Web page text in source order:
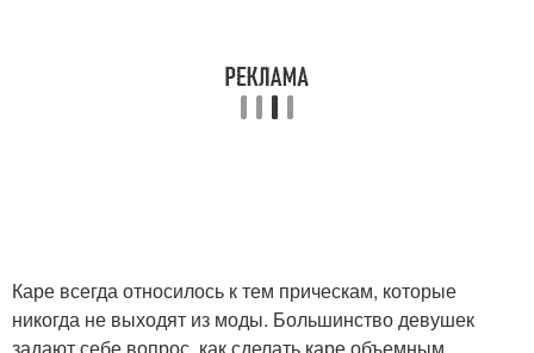
Каре всегда относилось к тем прическам, которые
никогда не выходят из моды. Большинство девушек